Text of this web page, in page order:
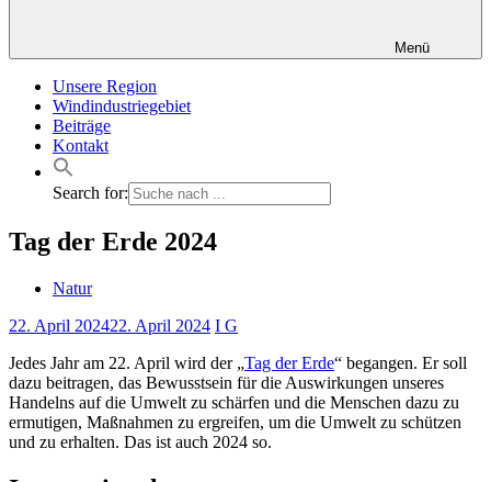
Menü
Unsere Region
Windindustriegebiet
Beiträge
Kontakt
Search for:
Tag der Erde 2024
Natur
22. April 202422. April 2024 I G
Jedes Jahr am 22. April wird der „Tag der Erde“ begangen. Er soll
dazu beitragen, das Bewusstsein für die Auswirkungen unseres
Handelns auf die Umwelt zu schärfen und die Menschen dazu zu
ermutigen, Maßnahmen zu ergreifen, um die Umwelt zu schützen
und zu erhalten. Das ist auch 2024 so.